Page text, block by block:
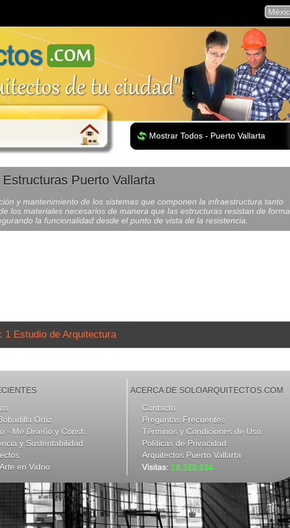
Mostrar Todos - Puerto Vallarta
Puerto Vallarta
y mantenimiento de los sistemas que componen la infraestructura tanto
los materiales necesarios de manera que las estructuras resistan de forma
la funcionalidad desde el punto de vista de la resistencia.
: 1 Estudio de Arquitectura
Ortiz
- Me Diseño y Const...
y Sustentabilidad
en Vidrio
ACERCA DE SOLOARQUITECTOS.COM
Contacto
Preguntas Frecuentes
Términos y Condiciones de Uso
Políticas de Privacidad
Arquitectos Puerto Vallarta
Visitas: 16.363.664